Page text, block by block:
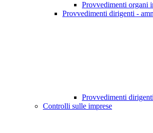
Provvedimenti organi
Provvedimenti dirigenti -
Provvedimenti
Controlli sulle imprese